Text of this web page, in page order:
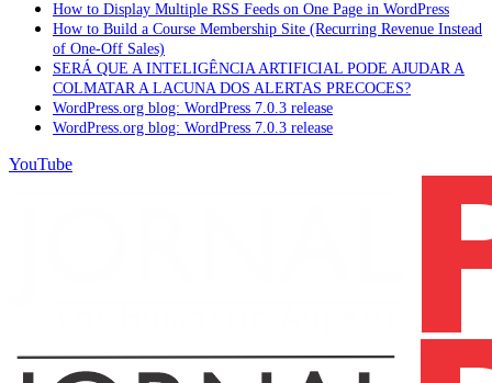
How to Display Multiple RSS Feeds on One Page in WordPress
How to Build a Course Membership Site (Recurring Revenue Instead
of One-Off Sales)
SERÁ QUE A INTELIGÊNCIA ARTIFICIAL PODE AJUDAR A
COLMATAR A LACUNA DOS ALERTAS PRECOCES?
WordPress.org blog: WordPress 7.0.3 release
WordPress.org blog: WordPress 7.0.3 release
YouTube